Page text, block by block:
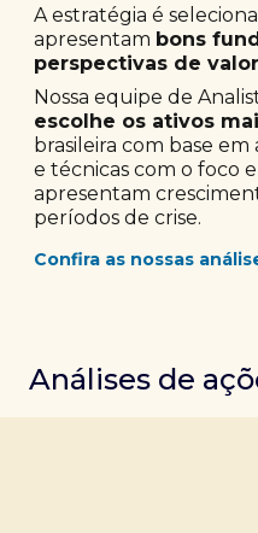
A estratégia é
apresentam bons
perspectivas de
Nossa equipe de
escolhe os ativos
brasileira com base
e técnicas com o foco
apresentam
períodos de crise.
Confira as nossas
Análises de